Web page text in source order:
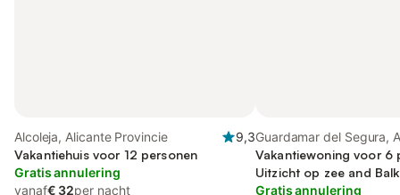
Alcoleja, Alicante Provincie
9,3
Vakantiehuis voor 12 personen
Gratis annulering
vanaf€ 32per nacht
Guardamar del Segura,
Provincie
Vakantiewoning voor 6
Uitzicht op zee and
Terras and Uitzicht
Gratis annulering